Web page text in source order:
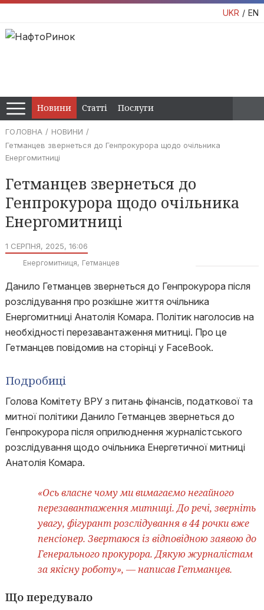
UKR EN
Новини Статті Послуги
ГОЛОВНА
НОВИНИ
Гетманцев звернеться до Генпрокурора щодо очільника
Енергомитниці
Гетманцев звернеться до
Генпрокурора щодо очільника
Енергомитниці
1 СЕРПНЯ, 2025, 16:06
Енергомитниця Гетманцев
Данило Гетманцев звернеться до Генпрокурора після
розслідування про розкішне життя очільника
Енергомитниці Анатолія Комара. Політик наголосив на
необхідності перезавантаження митниці. Про це
Гетманцев повідомив на сторінці у FaceBook.
Подробиці
Голова Комітету ВРУ з питань фінансів, податкової та
митної політики Данило Гетманцев звернеться до
Генпрокурора після оприлюднення журналістського
розслідування щодо очільника Енергетичної митниці
Анатолія Комара.
«Ось власне чому ми вимагаємо негайного
перезавантаження митниці. До речі, зверніть
увагу, фігурант розслідування в 44 рочки вже
пенсіонер. Звертаюся із відповідною заявою до
Генерального прокурора. Дякую журналістам
за якісну роботу», — написав Гетманцев.
Що передувало